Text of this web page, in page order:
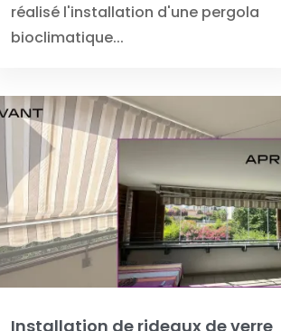
réalisé l'installation d'une pergola
bioclimatique...
Installation de rideaux de verre